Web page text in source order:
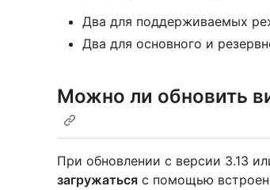
Два для поддерживаемых
Два для основного и
Можно ли обновить
При обновлении с версии 3.13
загружаться с помощью